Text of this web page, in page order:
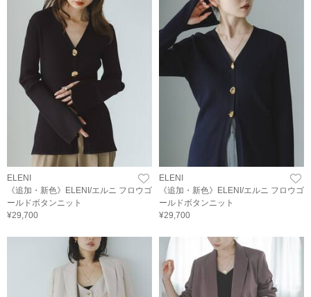
ELENI
《追加・新色》ELENI/エルニ フロウゴ
ールドボタンニット
¥29,700
ELENI
《追加・新色》ELENI/エルニ フロウゴ
ールドボタンニット
¥29,700